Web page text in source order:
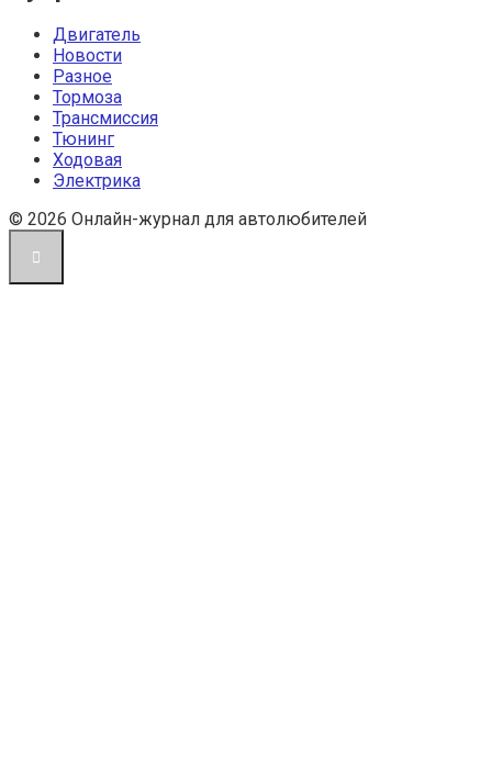
Двигатель
Новости
Разное
Тормоза
Трансмиссия
Тюнинг
Ходовая
Электрика
© 2026 Онлайн-журнал для автолюбителей